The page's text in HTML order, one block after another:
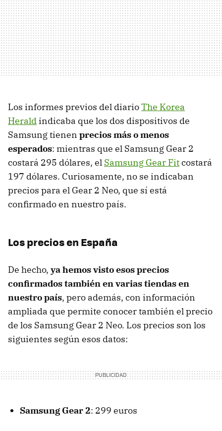
Los informes previos del diarioThe Korea
Herald indicaba que los dos dispositivos de
Samsung tienen precios más o menos
esperados: mientras que el Samsung Gear 2
costará 295 dólares, el Samsung Gear Fitcostará
197 dólares. Curiosamente, no se indicaban
precios para el Gear 2 Neo, que sí está
confirmado en nuestro país.
Los precios en España
De hecho, ya hemos visto esos precios
confirmados también en varias tiendas en
nuestro país, pero además, con información
ampliada que permite conocer también el precio
de los Samsung Gear 2 Neo. Los precios son los
siguientes según esos datos:
Samsung Gear 2: 299 euros